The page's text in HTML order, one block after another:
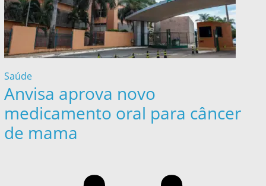
Saúde
Anvisa aprova novo
medicamento oral para câncer
de mama